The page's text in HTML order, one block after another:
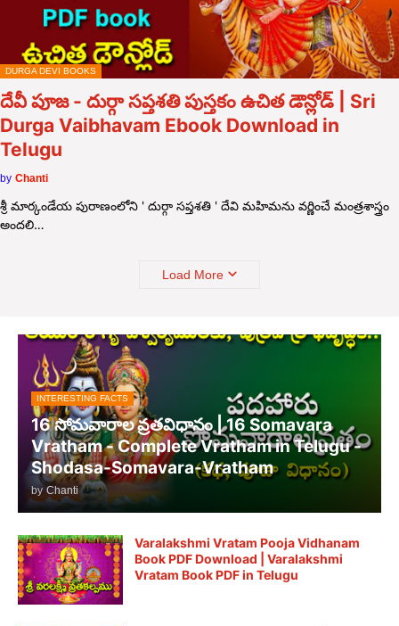
DURGA DEVI BOOKS
దేవీ పూజ - దుర్గా సప్తశతి పుస్తకం ఉచిత డౌన్లోడ్ | Sri
Durga Vaibhavam Ebook Download in
Telugu
by Chanti
శ్రీ మార్కండేయ పురాణంలోని ' దుర్గా సప్తశతి ' దేవి మహిమను వర్ణించే మంత్రశాస్త్రం
అందలి…
Load More
INTERESTING FACTS
16 సోమవారాల వ్రతవిధానం | 16 Somavara
Vratham - Complete Vratham in Telugu -
Shodasa-Somavara-Vratham
by Chanti
Varalakshmi Vratam Pooja Vidhanam
Book PDF Download | Varalakshmi
Vratam Book PDF in Telugu